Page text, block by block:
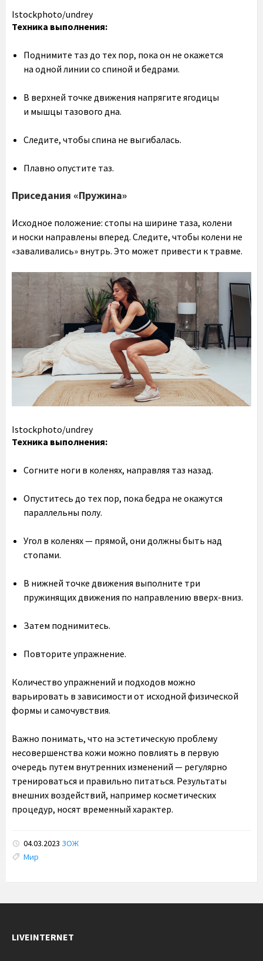
Istockphoto/undrey
Техника выполнения:
Поднимите таз до тех пор, пока он не окажется
на одной линии со спиной и бедрами.
В верхней точке движения напрягите ягодицы
и мышцы тазового дна.
Следите, чтобы спина не выгибалась.
Плавно опустите таз.
Приседания «Пружина»
Исходное положение: стопы на ширине таза, колени
и носки направлены вперед. Следите, чтобы колени не
«заваливались» внутрь. Это может привести к травме.
Istockphoto/undrey
Техника выполнения:
Согните ноги в коленях, направляя таз назад.
Опуститесь до тех пор, пока бедра не окажутся
параллельны полу.
Угол в коленях — прямой, они должны быть над
стопами.
В нижней точке движения выполните три
пружинящих движения по направлению вверх-вниз.
Затем поднимитесь.
Повторите упражнение.
Количество упражнений и подходов можно
варьировать в зависимости от исходной физической
формы и самочувствия.
Важно понимать, что на эстетическую проблему
несовершенства кожи можно повлиять в первую
очередь путем внутренних изменений — регулярно
тренироваться и правильно питаться. Результаты
внешних воздействий, например косметических
процедур, носят временный характер.
04.03.2023 ЗОЖ
Tags:
Мир
LIVEINTERNET